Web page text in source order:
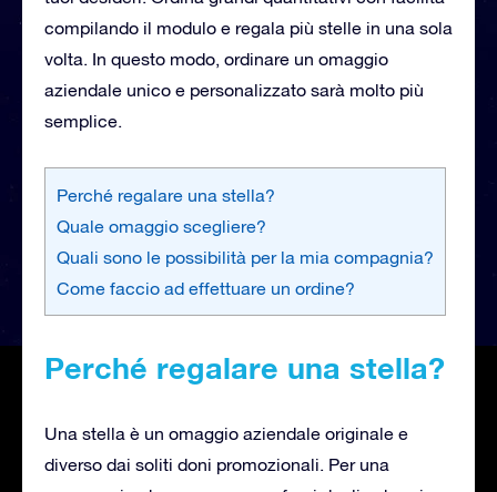
compilando il modulo e regala più stelle in una sola
volta. In questo modo, ordinare un omaggio
aziendale unico e personalizzato sarà molto più
semplice.
Perché regalare una stella?
Quale omaggio scegliere?
Quali sono le possibilità per la mia compagnia?
Come faccio ad effettuare un ordine?
Perché regalare una stella?
Una stella è un omaggio aziendale originale e
diverso dai soliti doni promozionali. Per una